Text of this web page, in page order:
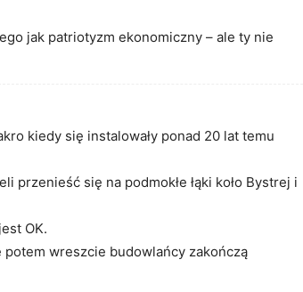
jak patriotyzm ekonomiczny – ale ty nie
kiedy się instalowały ponad 20 lat temu
przenieść się na podmokłe łąki koło Bystrej i
OK.
potem wreszcie budowlańcy zakończą